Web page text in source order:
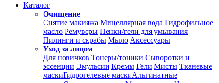
Каталог
Очищение
Снятие макияжа Мицеллярная вода Гидрофильное
масло Ремуверы Пенки/гели для умывания
Пилинги и скрабы Мыло Аксессуары
Уход за лицом
Для новичков Тонеры/тоники Сыворотки и
эссенции Эмульсии Кремы Гели Мисты Тканевые
маскиГидрогелевые маскиАльгинатные